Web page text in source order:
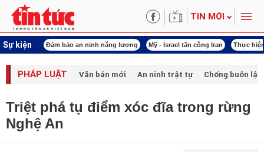
TIN MỚI
Sự kiện
Đảm bảo an ninh năng lượng Mỹ - Israel tấn công Iran Thực hiện Nghị
PHÁP LUẬT Văn bản mới An ninh trật tự Chống buôn
Triệt phá tụ điểm xóc đĩa trong rừng
Nghệ An